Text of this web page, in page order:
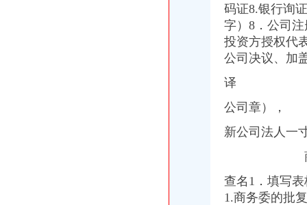
南京秦淮区办理税务登记证的流程？-中介代理-久久信息网
2013司考商法：公司设立中各流程需要的花费-110法律咨询网
2015年代理工商注册流程无锡灵捷工商-中介代理-中国金属新闻网
上海黄浦区公司注册流程_上海崇明自贸区注册代理_新浪博客
创业者关心的重庆九龙坡注册公司流程,这一篇就搞定啦！-商务服
码证8.银行询
字）8．公司
投资方授权代
公司决议、加
译
公司章），
新公司法人一
查名1．填写
1.商务委的批